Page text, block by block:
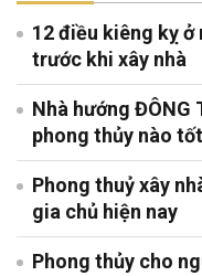
12 điều kiêng kỵ ở
trước khi xây nhà
Nhà hướng ĐÔNG
phong thủy nào tốt
Phong thuỷ xây
gia chủ hiện nay
Phong thủy cho